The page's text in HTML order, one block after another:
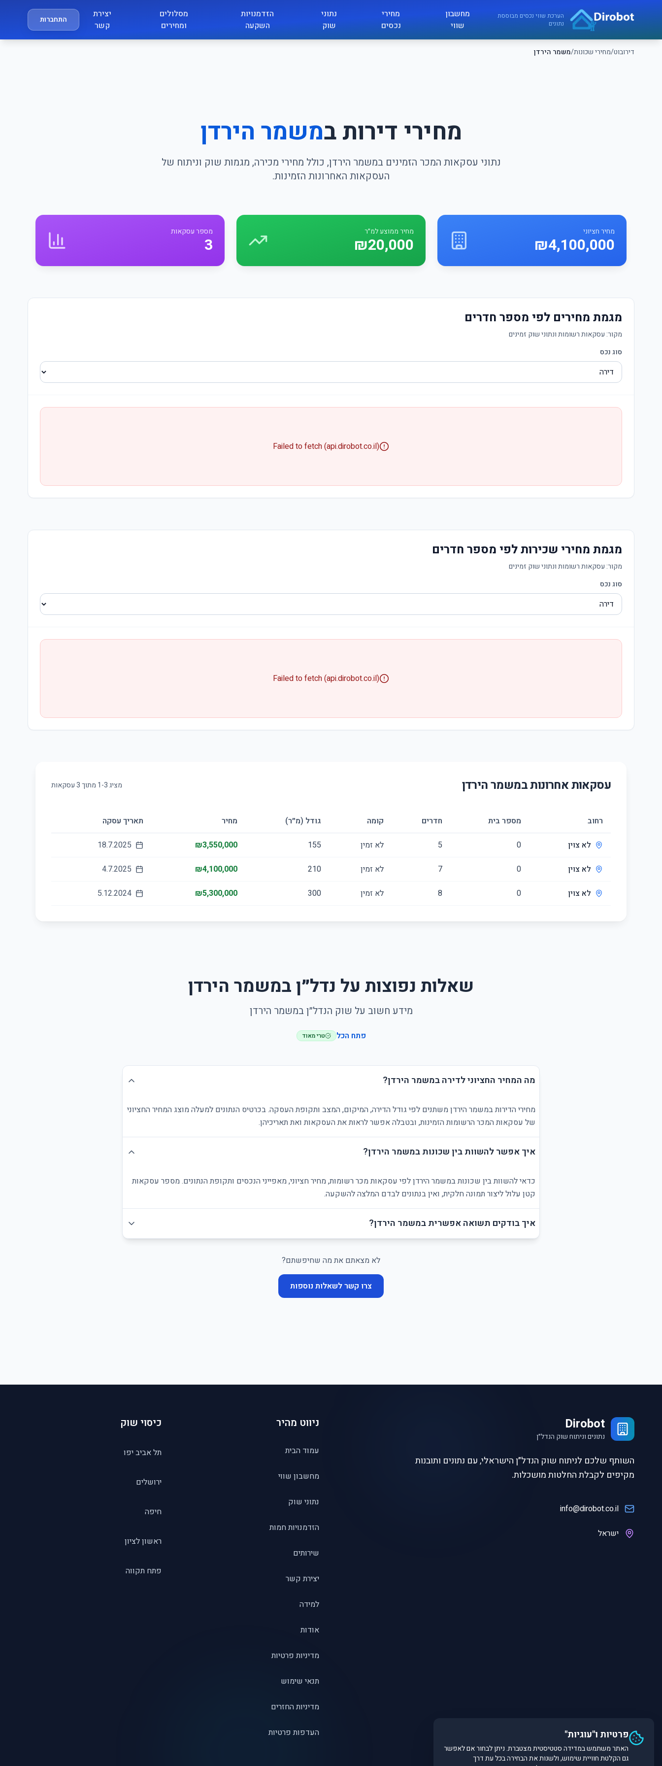
דירובוט/מחירי שכונות/משמר הירדן
דירובוט
הערכת שווי נכסים מבוססת
נתונים
מחשבון
שווי
מחירי
נכסים
נתוני
שוק
הזדמנויות
השקעה
מסלולים
ומחירים
יצירת
קשר
התחברות
מחירי דירות במשמר הירדן
נתוני עסקאות המכר הזמינים במשמר הירדן, כולל מחירי מכירה, מגמות שוק וניתוח של
העסקאות האחרונות הזמינות.
מחיר חציוני
₪4,100,000
מחיר ממוצע למ״ר
₪20,000
מספר עסקאות
3
מגמת מחירים לפי מספר חדרים
מקור: עסקאות רשומות ונתוני שוק זמינים
סוג נכס
Failed to fetch (api.dirobot.co.il)
מגמת מחירי שכירות לפי מספר חדרים
מקור: עסקאות רשומות ונתוני שוק זמינים
סוג נכס
Failed to fetch (api.dirobot.co.il)
עסקאות אחרונות במשמר הירדן מציג 1-3 מתוך3עסקאות
רחוב מספר בית חדרים קומה גודל (מ״ר) מחיר תאריך עסקה
לא צוין 0
5 לא זמין 155
₪3,550,000
18.7.2025
לא צוין 0
7 לא זמין 210
₪4,100,000
4.7.2025
לא צוין 0
8 לא זמין 300
₪5,300,000
5.12.2024
שאלות נפוצות על נדל״ן במשמר הירדן
מידע חשוב על שוק הנדל״ן במשמר הירדן
פתח הכל טרי מאוד
מה המחיר החציוני לדירה במשמר הירדן?
מחירי הדירות במשמר הירדן משתנים לפי גודל הדירה, המיקום, המצב ותקופת העסקה. בכרטיס הנתונים למעלה מוצג המחיר החציוני
של עסקאות המכר הרשומות הזמינות, ובטבלה אפשר לראות את העסקאות ואת תאריכיהן.
איך אפשר להשוות בין שכונות במשמר הירדן?
כדאי להשוות בין שכונות במשמר הירדן לפי עסקאות מכר רשומות, מחיר חציוני, מאפייני הנכסים ותקופת הנתונים. מספר עסקאות
קטן עלול ליצור תמונה חלקית, ואין בנתונים לבדם המלצה להשקעה.
איך בודקים תשואה אפשרית במשמר הירדן?
לא מצאתם את מה שחיפשתם?
צרו קשר לשאלות נוספות
Dirobot
נתונים וניתוח שוק הנדל״ן
השותף שלכם לניתוח שוק הנדל״ן הישראלי, עם נתונים ותובנות
מקיפים לקבלת החלטות מושכלות.
info@dirobot.co.il
ישראל
ניווט מהיר
עמוד הבית
מחשבון שווי
נתוני שוק
הזדמנויות חמות
שירותים
יצירת קשר
למידה
אודות
מדיניות פרטיות
תנאי שימוש
מדיניות החזרים
העדפות פרטיות
כיסוי שוק
תל אביב יפו
ירושלים
חיפה
ראשון לציון
פתח תקווה
פרטיות ו"עוגיות"
האתר משתמש במדידה סטטיסטית מצטברת. ניתן לבחור אם לאפשר
גם הקלטת חוויית שימוש, ולשנות את הבחירה בכל עת דרך